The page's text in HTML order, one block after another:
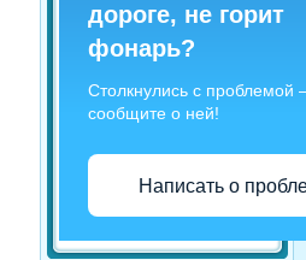
дороге, не горит
фонарь?
Столкнулись с проблемой
сообщите о ней!
Написать о